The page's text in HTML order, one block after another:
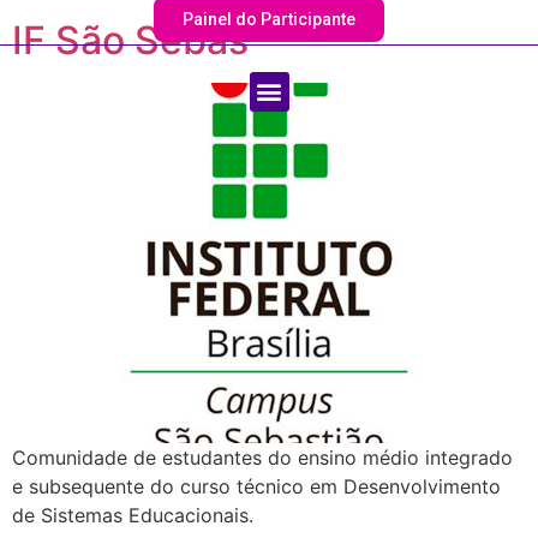
Painel do Participante
IF São Sebas
Comunidade de estudantes do ensino médio integrado
e subsequente do curso técnico em Desenvolvimento
de Sistemas Educacionais.